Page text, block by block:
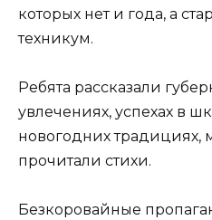
которых нет и года, а
техникум.
Ребята рассказали
увлечениях, успехах в
новогодних традициях,
прочитали стихи.
Безкоровайные